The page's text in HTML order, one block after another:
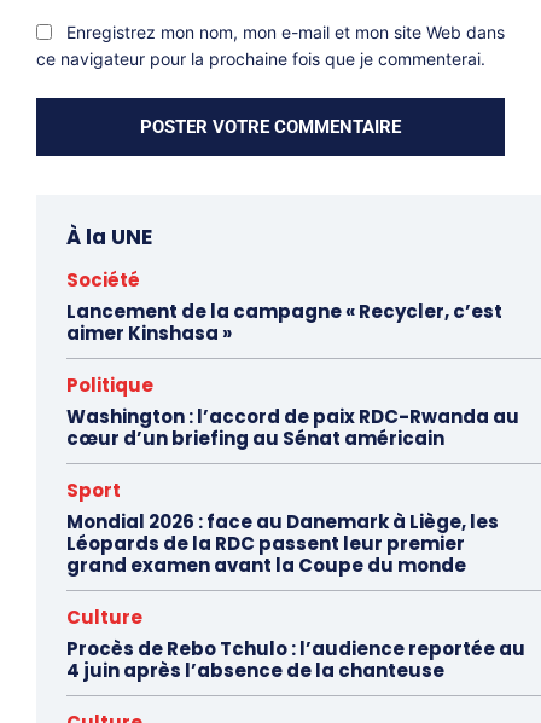
Enregistrez mon nom, mon e-mail et mon site Web dans
ce navigateur pour la prochaine fois que je commenterai.
À la UNE
Société
Lancement de la campagne « Recycler, c’est
aimer Kinshasa »
Politique
Washington : l’accord de paix RDC-Rwanda au
cœur d’un briefing au Sénat américain
Sport
Mondial 2026 : face au Danemark à Liège, les
Léopards de la RDC passent leur premier
grand examen avant la Coupe du monde
Culture
Procès de Rebo Tchulo : l’audience reportée au
4 juin après l’absence de la chanteuse